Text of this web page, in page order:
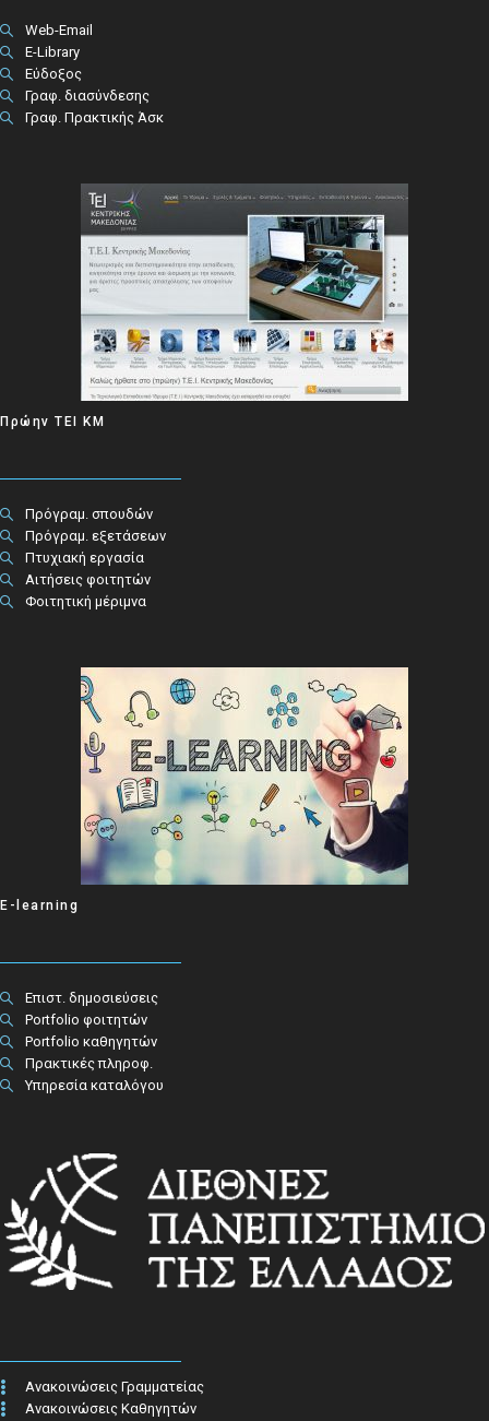
Web-Email
E-Library
Εύδοξος
Γραφ. διασύνδεσης
Γραφ. Πρακτικής Άσκ
Πρώην ΤΕΙ ΚΜ
Πρόγραμ. σπουδών
Πρόγραμ. εξετάσεων
Πτυχιακή εργασία
Αιτήσεις φοιτητών
Φοιτητική μέριμνα
E-learning
Επιστ. δημοσιεύσεις
Portfolio φοιτητών
Portfolio καθηγητών
Πρακτικές πληροφ.​
Υπηρεσία καταλόγου
Ανακοινώσεις Γραμματείας
Ανακοινώσεις Καθηγητών